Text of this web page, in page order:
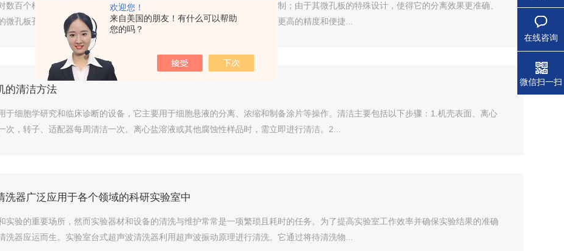
欢迎您！
来自美国的朋友！有什么可以帮助
您的吗？
数百个样品进行同时处理，而且不同样品的离心速度和时间可以被精确控制；由于其微孔板的特殊设计，使得它的分离效果更准确、
微孔板孔径，可以适应不同材料样品的分离需要，相比其他分离技术具有更高的精度和便捷...
的清洁方法
于细胞学研究和临床诊断的设备，它主要用于细胞悬液的分离、浓缩和制备涂片等操作。清洁主要包括以下步骤：1.机壳表面、离心
次，转子、适配器每周清洁一次。离心盐溶液或其他腐蚀性样品时，需立即进行清洁。2...
洗器广泛应用于各个领域的科研实验室中
实验的重要场所，然而实验器材和设备的清洗与维护常常是一项繁琐且耗时的任务。为了提高实验室工作效率并确保实验结果的准确
洗器应运而生。实验室台式超声波清洗器利用超声波振动原理进行清洗。它通过将待清洗物...
在线咨询
微信扫一扫